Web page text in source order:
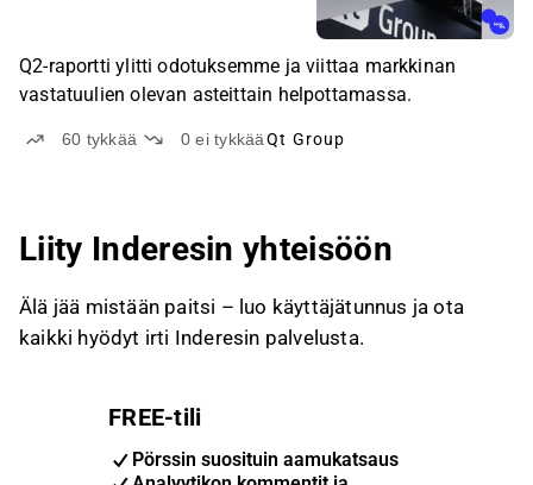
Q2-raportti ylitti odotuksemme ja viittaa markkinan
vastatuulien olevan asteittain helpottamassa.
60 tykkää 0ei tykkääQt Group
Liity Inderesin yhteisöön
Älä jää mistään paitsi – luo käyttäjätunnus ja ota
kaikki hyödyt irti Inderesin palvelusta.
FREE-tili
Pörssin suosituin aamukatsaus